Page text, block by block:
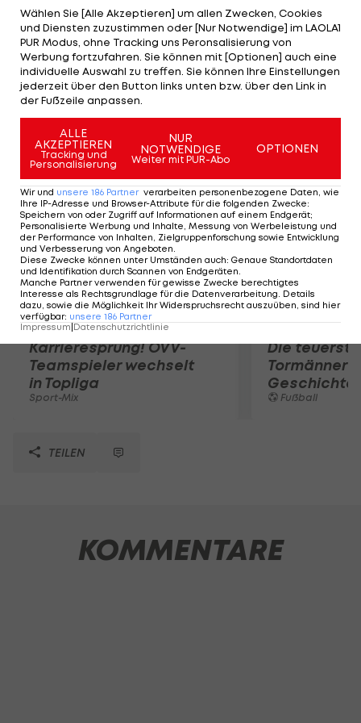
Mikhail Youzhny (RUS-26) nur fünf Games ab und
triumphiert in 92 Minuten 6:1, 6:2 und 6:2.
Weltranglisten-Leader Djokovic setzt sich mit 6:4,
6:1, 6:4 gegen den an 31 gereihten Deutschen
Florian Mayer durch. LAOLA1 überträgt das
Semifinale am Freitag LIVE im Ticker.
Mehr zum Thema
Karrieresprung! ÖVV-
Teamspieler wechselt
in Topliga
Sport-Mix
Die
Tormänner
Geschichte
Fußball
TEILEN
KOMMENTARE
Wählen Sie [Alle Akzeptieren] um allen Zwecken, Cookies
und Diensten zuzustimmen oder [Nur Notwendige] im LAOLA1
PUR Modus, ohne Tracking uns Peronsalisierung von
Werbung fortzufahren. Sie können mit [Optionen] auch eine
individuelle Auswahl zu treffen. Sie können Ihre Einstellungen
jederzeit über den Button links unten bzw. über den Link in
der Fußzeile anpassen.
ALLE
AKZEPTIEREN
Tracking und
Personalisierung
NUR
NOTWENDIGE
Weiter mit PUR-Abo
OPTIONEN
Wir und unsere 186 Partner verarbeiten personenbezogene Daten, wie
Ihre IP-Adresse und Browser-Attribute für die folgenden Zwecke:
Speichern von oder Zugriff auf Informationen auf einem Endgerät;
Personalisierte Werbung und Inhalte, Messung von Werbeleistung und
der Performance von Inhalten, Zielgruppenforschung sowie Entwicklung
und Verbesserung von Angeboten.
Diese Zwecke können unter Umständen auch: Genaue Standortdaten
und Identifikation durch Scannen von Endgeräten.
Manche Partner verwenden für gewisse Zwecke berechtigtes
Interesse als Rechtsgrundlage für die Datenverarbeitung. Details
dazu, sowie die Möglichkeit Ihr Widerspruchsrecht auszuüben, sind hier
verfügbar: unsere 186 Partner
Impressum Datenschutzrichtlinie